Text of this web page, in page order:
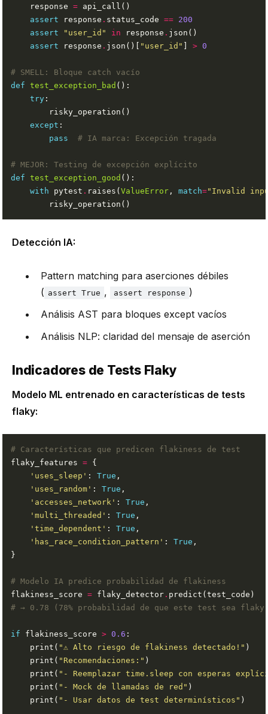
    response
=
assert response . status_code == 200
assert
"user_id" in response .
assert response . json()[ "user_id" ] > 0
# SMELL: Bloque catch vacío
def
test_exception_bad
try
except
pass
# IA marca: Excepción tragada
# MEJOR: Testing de excepción explícito
def
test_exception_good
with pytest . raises(ValueError , match="Invalid
Detección IA:
Pattern matching para aserciones débiles
( assert True , assert response )
Análisis AST para bloques except vacíos
Análisis NLP: claridad del mensaje de aserción
Indicadores de Tests Flaky
Modelo ML entrenado en características de tests
flaky:
# Características que predicen flakiness de test
flaky_features =
'uses_sleep' : True
'uses_random' : True
'accesses_network' : True
'multi_threaded' : True
'time_dependent' : True
'has_race_condition_pattern' : True
# Modelo IA predice probabilidad de flakiness
flakiness_score = flaky_detector .
# → 0.78 (78% probabilidad de que este test sea
if flakiness_score > 0.6
    print(
"⚠️ Alto riesgo de flakiness detectado!"
    print(
"Recomendaciones:"
    print(
"- Reemplazar time.sleep con esperas
    print(
"- Mock de llamadas de red"
    print(
"- Usar datos de test determinísticos"